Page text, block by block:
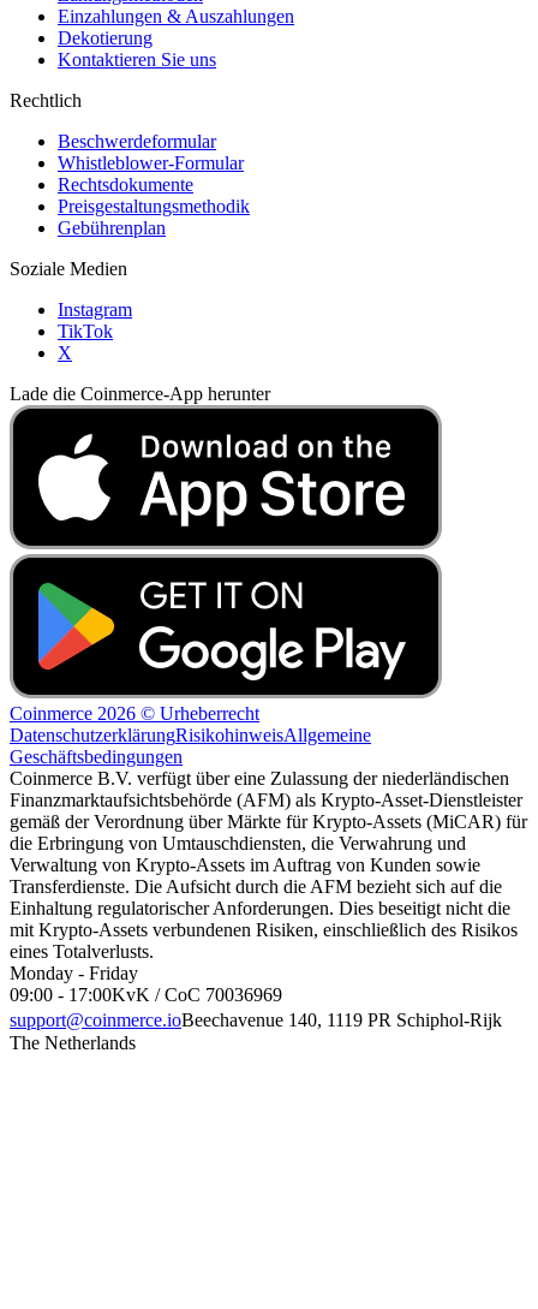
Einzahlungen & Auszahlungen
Dekotierung
Kontaktieren Sie uns
Rechtlich
Beschwerdeformular
Whistleblower-Formular
Rechtsdokumente
Preisgestaltungsmethodik
Gebührenplan
Soziale Medien
Instagram
TikTok
X
Lade die Coinmerce-App herunter
Coinmerce 2026 © Urheberrecht
DatenschutzerklärungRisikohinweisAllgemeine
Geschäftsbedingungen
Coinmerce B.V. verfügt über eine Zulassung der niederländischen
Finanzmarktaufsichtsbehörde (AFM) als Krypto-Asset-Dienstleister
gemäß der Verordnung über Märkte für Krypto-Assets (MiCAR) für
die Erbringung von Umtauschdiensten, die Verwahrung und
Verwaltung von Krypto-Assets im Auftrag von Kunden sowie
Transferdienste. Die Aufsicht durch die AFM bezieht sich auf die
Einhaltung regulatorischer Anforderungen. Dies beseitigt nicht die
mit Krypto-Assets verbundenen Risiken, einschließlich des Risikos
eines Totalverlusts.
Monday - Friday
09:00 - 17:00KvK / CoC 70036969
support@coinmerce.ioBeechavenue 140, 1119 PR Schiphol-Rijk
The Netherlands